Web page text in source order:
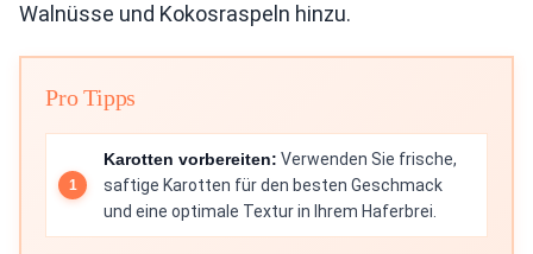
Walnüsse und Kokosraspeln hinzu.
Pro Tipps
Karotten vorbereiten: Verwenden Sie frische,
saftige Karotten für den besten Geschmack
und eine optimale Textur in Ihrem Haferbrei.